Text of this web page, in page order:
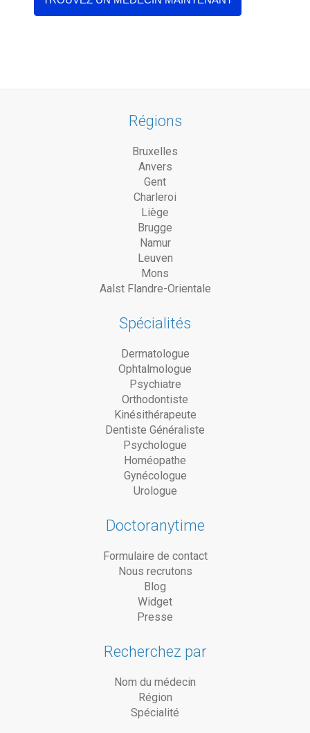
Régions
Bruxelles
Anvers
Gent
Charleroi
Liège
Brugge
Namur
Leuven
Mons
Aalst Flandre-Orientale
Spécialités
Dermatologue
Ophtalmologue
Psychiatre
Orthodontiste
Kinésithérapeute
Dentiste Généraliste
Psychologue
Homéopathe
Gynécologue
Urologue
Doctoranytime
Formulaire de contact
Nous recrutons
Blog
Widget
Presse
Recherchez par
Nom du médecin
Région
Spécialité